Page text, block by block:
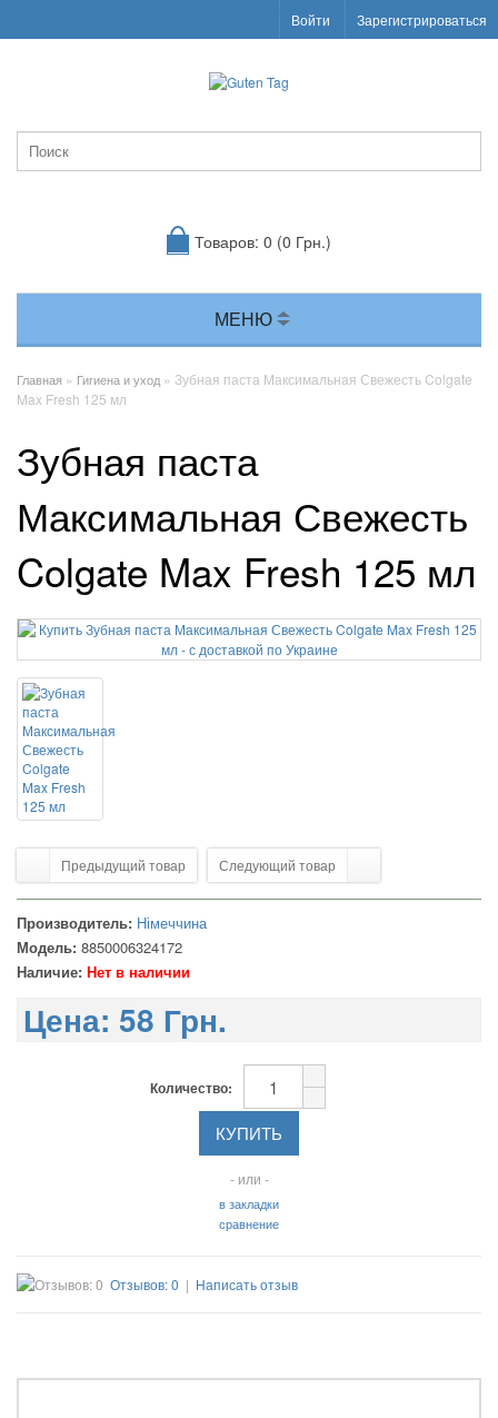
Войти Зарегистрироваться
Товаров: 0 (0 Грн.)
МЕНЮ
Главная » Гигиена и уход » Зубная паста Максимальная Свежесть Colgate
Max Fresh 125 мл
Зубная паста
Максимальная Свежесть
Colgate Max Fresh 125 мл
Предыдущий товар Следующий товар
Производитель: Німеччина
Модель: 8850006324172
Наличие: Нет в наличии
Цена: 58 Грн.
Количество:
- или -
в закладки
сравнение
Отзывов: 0 | Написать отзыв